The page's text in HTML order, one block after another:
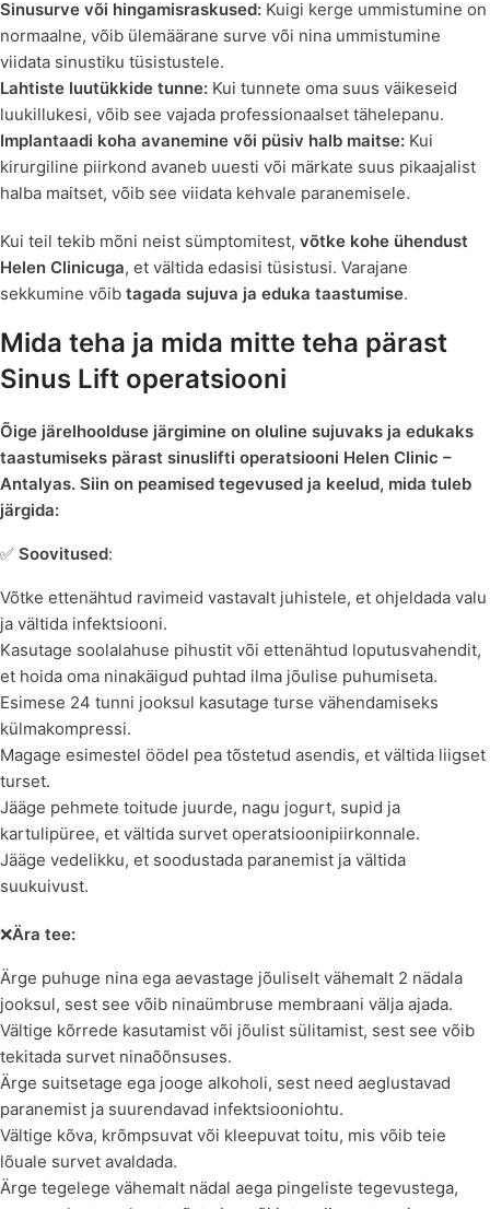
Sinusurve või hingamisraskused: Kuigi kerge ummistumine on
normaalne, võib ülemäärane surve või nina ummistumine
viidata sinustiku tüsistustele.
Lahtiste luutükkide tunne: Kui tunnete oma suus väikeseid
luukillukesi, võib see vajada professionaalset tähelepanu.
Implantaadi koha avanemine või püsiv halb maitse: Kui
kirurgiline piirkond avaneb uuesti või märkate suus pikaajalist
halba maitset, võib see viidata kehvale paranemisele.
Kui teil tekib mõni neist sümptomitest, võtke kohe ühendust
Helen Clinicuga, et vältida edasisi tüsistusi. Varajane
sekkumine võib tagada sujuva ja eduka taastumise.
Mida teha ja mida mitte teha pärast
Sinus Lift operatsiooni
Õige järelhoolduse järgimine on oluline sujuvaks ja edukaks
taastumiseks pärast sinuslifti operatsiooni Helen Clinic –
Antalyas. Siin on peamised tegevused ja keelud, mida tuleb
järgida:
✅ Soovitused:
Võtke ettenähtud ravimeid vastavalt juhistele, et ohjeldada valu
ja vältida infektsiooni.
Kasutage soolalahuse pihustit või ettenähtud loputusvahendit,
et hoida oma ninakäigud puhtad ilma jõulise puhumiseta.
Esimese 24 tunni jooksul kasutage turse vähendamiseks
külmakompressi.
Magage esimestel öödel pea tõstetud asendis, et vältida liigset
turset.
Jääge pehmete toitude juurde, nagu jogurt, supid ja
kartulipüree, et vältida survet operatsioonipiirkonnale.
Jääge vedelikku, et soodustada paranemist ja vältida
suukuivust.
❌Ära tee:
Ärge puhuge nina ega aevastage jõuliselt vähemalt 2 nädala
jooksul, sest see võib ninaümbruse membraani välja ajada.
Vältige kõrrede kasutamist või jõulist sülitamist, sest see võib
tekitada survet ninaõõnsuses.
Ärge suitsetage ega jooge alkoholi, sest need aeglustavad
paranemist ja suurendavad infektsiooniohtu.
Vältige kõva, krõmpsuvat või kleepuvat toitu, mis võib teie
lõuale survet avaldada.
Ärge tegelege vähemalt nädal aega pingeliste tegevustega,